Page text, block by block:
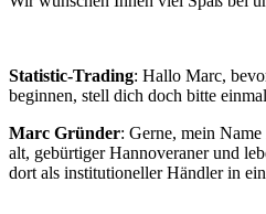
Statistic-Trading: Hallo Marc,
beginnen, stell dich doch bitte
Marc Gründer: Gerne, mein
alt, gebürtiger Hannoveraner und
dort als institutioneller Händler in